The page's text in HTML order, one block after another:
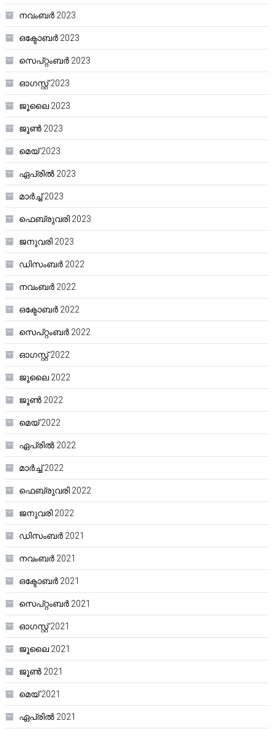
നവംബർ 2023
ഒക്ടോബർ 2023
സെപ്റ്റംബർ 2023
ഓഗസ്റ്റ്‌ 2023
ജൂലൈ 2023
ജൂൺ 2023
മെയ്‌ 2023
ഏപ്രിൽ 2023
മാർച്ച്‌ 2023
ഫെബ്രുവരി 2023
ജനുവരി 2023
ഡിസംബർ 2022
നവംബർ 2022
ഒക്ടോബർ 2022
സെപ്റ്റംബർ 2022
ഓഗസ്റ്റ്‌ 2022
ജൂലൈ 2022
ജൂൺ 2022
മെയ്‌ 2022
ഏപ്രിൽ 2022
മാർച്ച്‌ 2022
ഫെബ്രുവരി 2022
ജനുവരി 2022
ഡിസംബർ 2021
നവംബർ 2021
ഒക്ടോബർ 2021
സെപ്റ്റംബർ 2021
ഓഗസ്റ്റ്‌ 2021
ജൂലൈ 2021
ജൂൺ 2021
മെയ്‌ 2021
ഏപ്രിൽ 2021